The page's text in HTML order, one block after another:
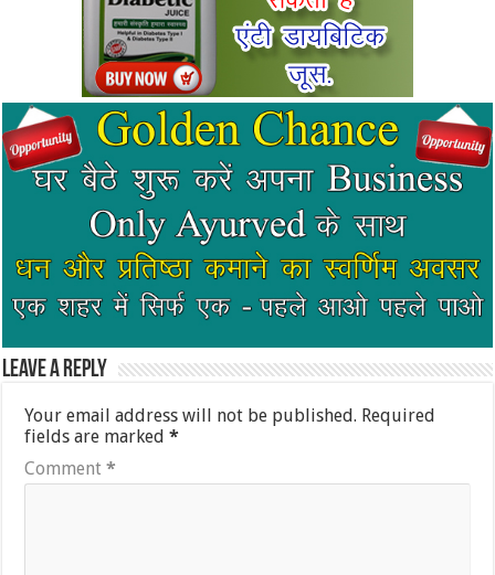
Leave a Reply
Your email address will not be published. Required
fields are marked*
Comment*